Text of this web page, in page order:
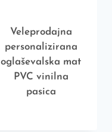
Veleprodajna
personalizirana
oglaševalska mat
PVC vinilna
pasica